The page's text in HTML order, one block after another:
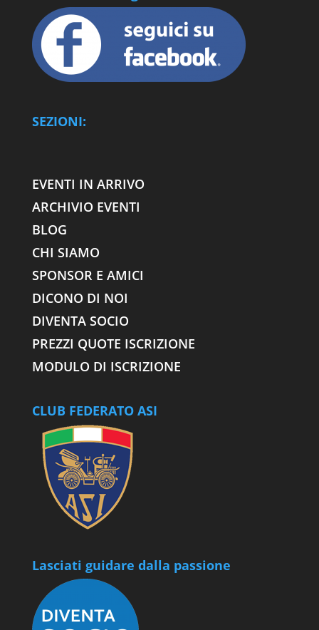
SEZIONI:
EVENTI IN ARRIVO
ARCHIVIO EVENTI
BLOG
CHI SIAMO
SPONSOR E AMICI
DICONO DI NOI
DIVENTA SOCIO
PREZZI QUOTE ISCRIZIONE
MODULO DI ISCRIZIONE
CLUB FEDERATO ASI
Lasciati guidare dalla passione